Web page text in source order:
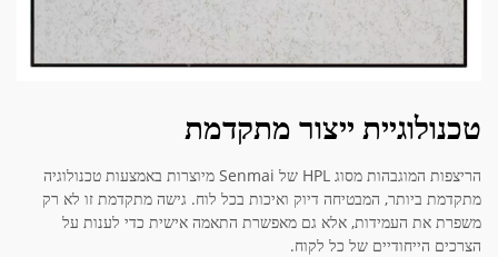
טכנולוגיית ייצור מתקדמת
הריצפות המוגבהות מסוג HPL של Senmai מיוצרות באמצעות טכנולוגיה
מתקדמת ביותר, המבטיחה דיוק ואיכות בכל לוח. גישה מתקדמת זו לא רק
משפרת את העמידות, אלא גם מאפשרת התאמה אישית כדי לענות על
הצרכים הייחודיים של כל לקוח.